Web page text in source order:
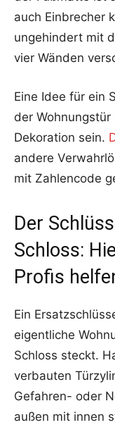
auch Einbrecher
ungehindert mit
vier Wänden
Eine Idee für ein
der
Dekoration sein.
andere
mit Zahlencode
Der
Schloss:
Profis
Ein
eigentliche
Schloss steckt.
verbauten
Gefahren- oder
außen mit innen